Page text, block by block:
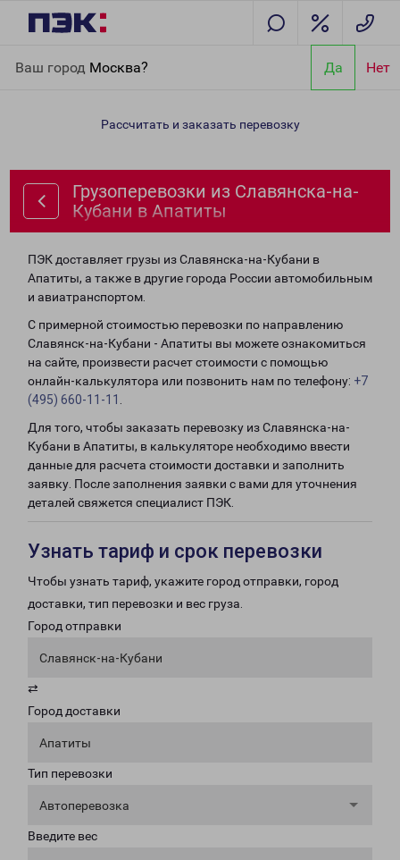
Ваш город Москва? Да Нет
Кубани в Апатиты
Рассчитать и заказать перевозку
Грузоперевозки из Славянска-на-
Кубани в Апатиты
ПЭК доставляет грузы из Славянска-на-Кубани в
Апатиты, а также в другие города России автомобильным
и авиатранспортом.
С примерной стоимостью перевозки по направлению
Славянск-на-Кубани - Апатиты вы можете ознакомиться
на сайте, произвести расчет стоимости с помощью
онлайн-калькулятора или позвонить нам по телефону: +7
(495) 660-11-11
Для того, чтобы заказать перевозку из Славянска-на-
Кубани в Апатиты, в калькуляторе необходимо ввести
данные для расчета стоимости доставки и заполнить
заявку. После заполнения заявки с вами для уточнения
деталей свяжется специалист ПЭК.
Узнать тариф и срок перевозки
Чтобы узнать тариф, укажите город отправки, город
доставки, тип перевозки и вес груза.
Город отправки
Славянск-на-Кубани
⇄
Город доставки
Апатиты
Тип перевозки
Автоперевозка
Введите вес